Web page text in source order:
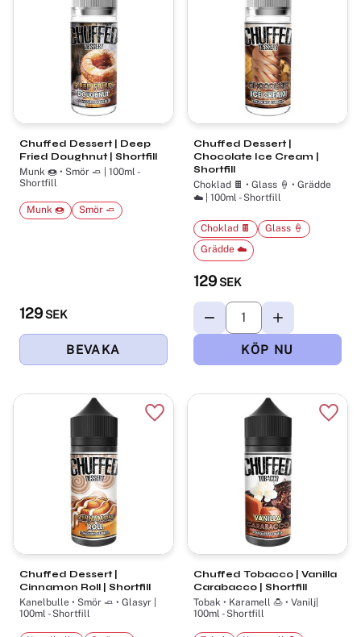
Chuffed Dessert | Deep
Fried Doughnut | Shortfill
Munk 🍩 • Smör 🧈 | 100ml -
Shortfill
129 SEK
Munk 🍩 Smör 🧈
Chuffed Dessert |
Chocolate Ice Cream |
Shortfill
Choklad 🍫 • Glass 🍦 • Grädde
☁️ | 100ml - Shortfill
129 SEK
Choklad 🍫
Glass 🍦
Grädde ☁️
Chuffed Dessert |
Cinnamon Roll | Shortfill
Kanelbulle • Smör 🧈 • Glasyr |
100ml - Shortfill
Lägg till i favoriter
Chuffed Tobacco | Vanilla
Carabacco | Shortfill
Tobak • Karamell 🍮 • Vanilj|
100ml - Shortfill